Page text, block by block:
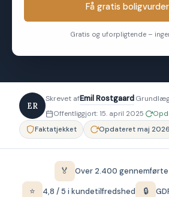
Få gratis
Gratis og uforpligtende –
ER
Skrevet afEmil Rostgaard·
Offentliggjort: 15. april 2025·
Faktatjekket
Opdateret maj 2026
🏅 Over 2.400
⭐ 4,8 / 5 i kundetilfredshed 🔒